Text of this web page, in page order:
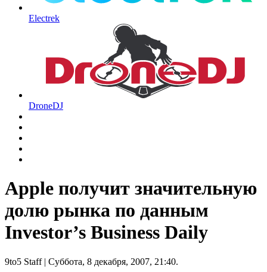
Electrek
DroneDJ
Apple получит значительную
долю рынка по данным
Investor’s Business Daily
9to5 Staff| Суббота, 8 декабря, 2007, 21:40.